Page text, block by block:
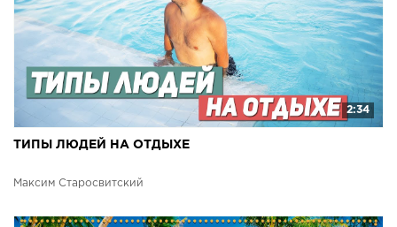
2:34
ТИПЫ ЛЮДЕЙ НА ОТДЫХЕ
Максим Старосвитский